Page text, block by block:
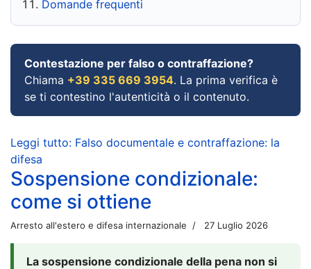
Domande frequenti
Contestazione per falso o contraffazione?
Chiama +39 335 669 3954. La prima verifica è
se ti contestino l'autenticità o il contenuto.
Leggi tutto: Falso documentale e contraffazione: la
difesa
Sospensione condizionale:
come si ottiene
Arresto all'estero e difesa internazionale 27 Luglio 2026
La sospensione condizionale della pena non si